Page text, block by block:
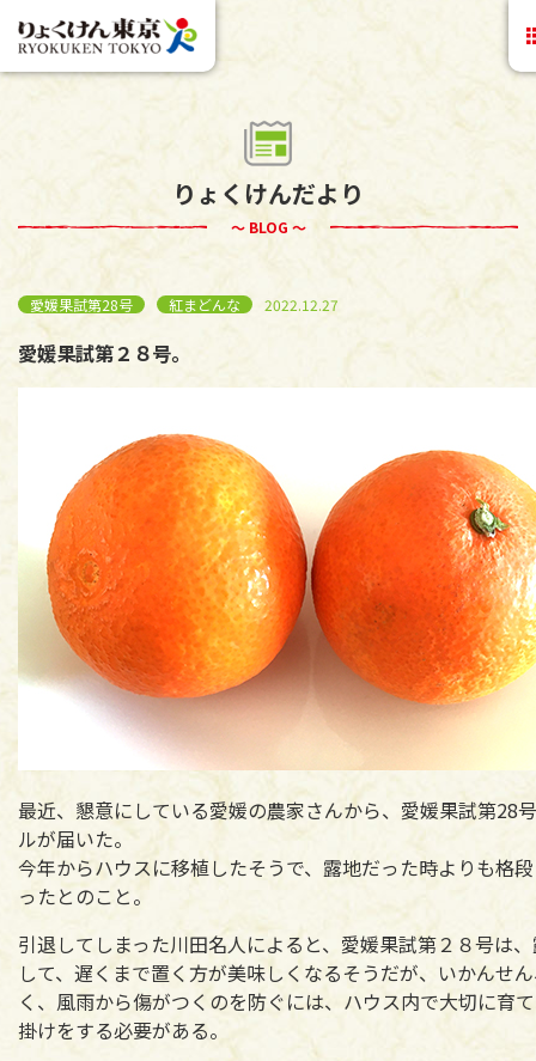
りょくけんだより
～ BLOG ～
愛媛果試第28号 紅まどんな 2022.12.27
愛媛果試第２８号。
最近、懇意にしている愛媛の農家さんから、愛媛果試第28
ルが届いた。
今年からハウスに移植したそうで、露地だった時よりも格
ったとのこと。
引退してしまった川田名人によると、愛媛果試第２８号は
して、遅くまで置く方が美味しくなるそうだが、いかんせ
く、風雨から傷がつくのを防ぐには、ハウス内で大切に育
掛けをする必要がある。